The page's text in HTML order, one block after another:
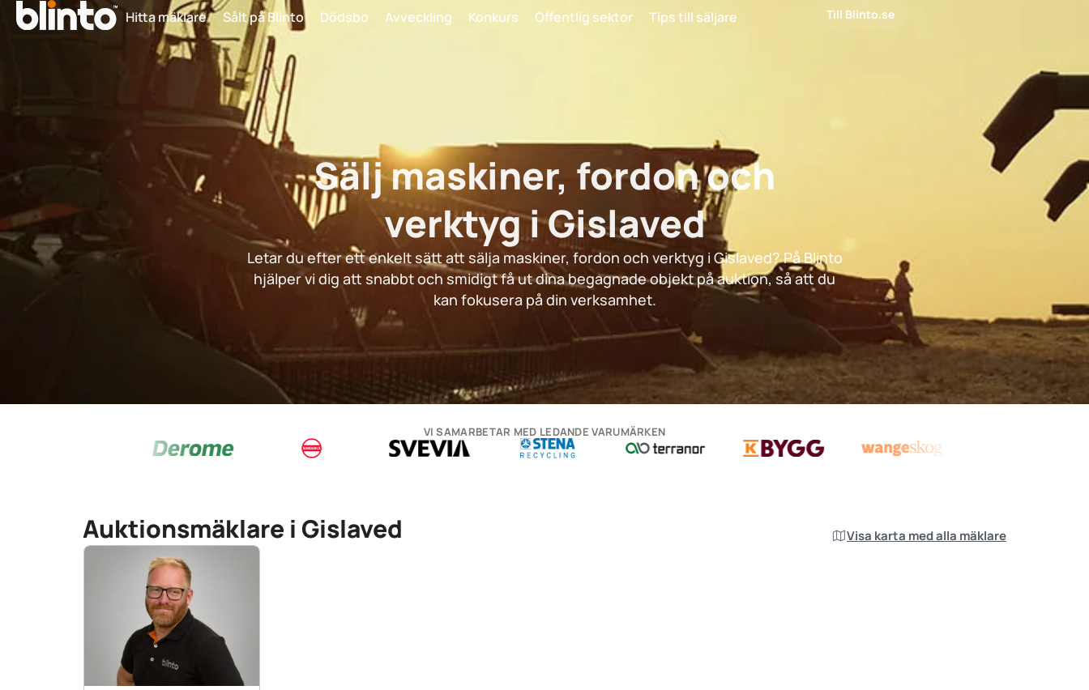
Hitta mäklare Sålt på Blinto Dödsbo Avveckling Konkurs Offentlig sektor Tips till säljare Till Blinto.se
Sälj maskiner, fordon och
verktyg i Gislaved
Letar du efter ett enkelt sätt att sälja maskiner, fordon och verktyg i Gislaved? På Blinto
hjälper vi dig att snabbt och smidigt få ut dina begagnade objekt på auktion, så att du
kan fokusera på din verksamhet.
VI SAMARBETAR MED LEDANDE VARUMÄRKEN
Auktionsmäklare i Gislaved Visa karta med alla mäklare